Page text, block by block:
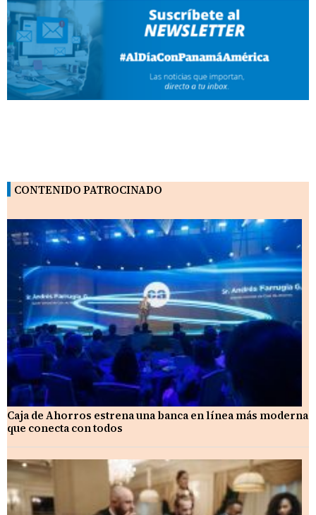
CONTENIDO PATROCINADO
Caja de Ahorros estrena una banca en línea más moderna
que conecta con todos